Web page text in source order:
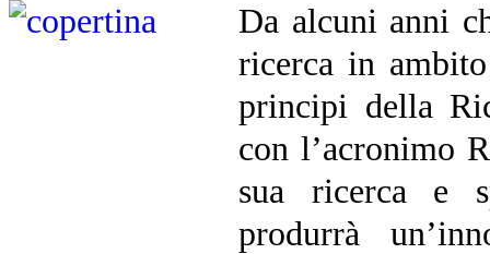
Da alcuni anni
ricerca in
principi della
con l’acronimo
sua ricerca e
produrrà